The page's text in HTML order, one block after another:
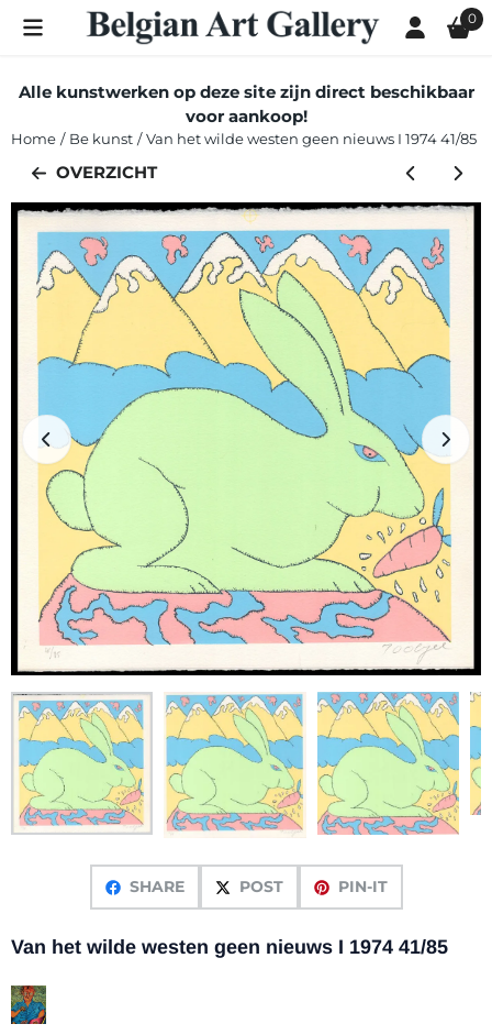
Cookievoorkeuren zijn momenteel gesloten. 0
Alle kunstwerken op deze site zijn direct beschikbaar
voor aankoop!
Home / Be kunst / Van het wilde westen geen nieuws I 1974 41/85
OVERZICHT
SHARE POST PIN-IT
Van het wilde westen geen nieuws I 1974 41/85